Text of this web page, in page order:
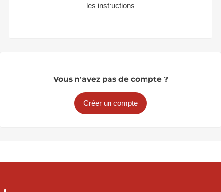
les instructions
Vous n'avez pas de compte ?
Créer un compte